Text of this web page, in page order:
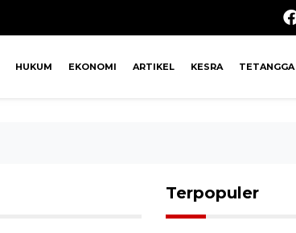
HUKUM EKONOMI ARTIKEL KESRA TETANGGA
Terpopuler